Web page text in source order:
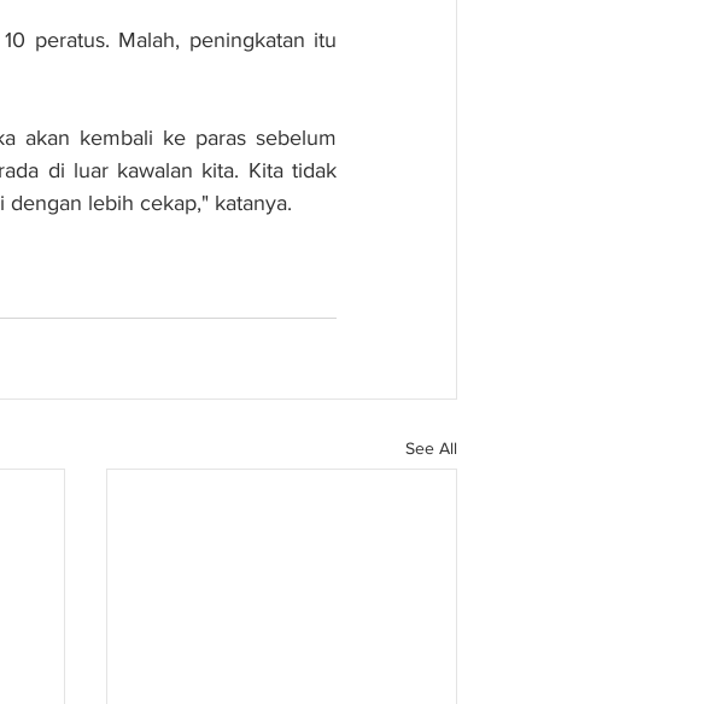
peratus. Malah, peningkatan itu
akan kembali ke paras sebelum
di luar kawalan kita. Kita tidak
lebih cekap," katanya.
See All